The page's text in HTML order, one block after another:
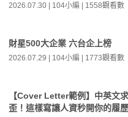
2026.07.30 | 104小編 | 1558觀看數
財星500大企業 六台企上榜
2026.07.29 | 104小編 | 1773觀看數
【Cover Letter範例】中英文
歪！這樣寫讓人資秒開你的履歷